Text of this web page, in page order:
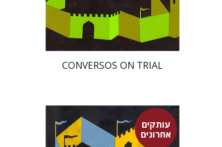
הנחת אתר ספר מודפס
$52
$47
CONVERSOS ON TRIAL
עותקים
אחרונים